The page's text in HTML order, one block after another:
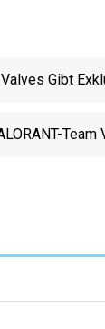
Gibt
Team